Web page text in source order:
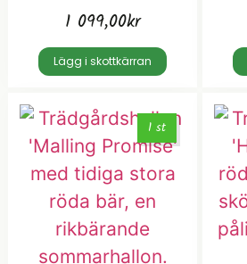
1 099,00kr
Lägg i skottkärran
1 st